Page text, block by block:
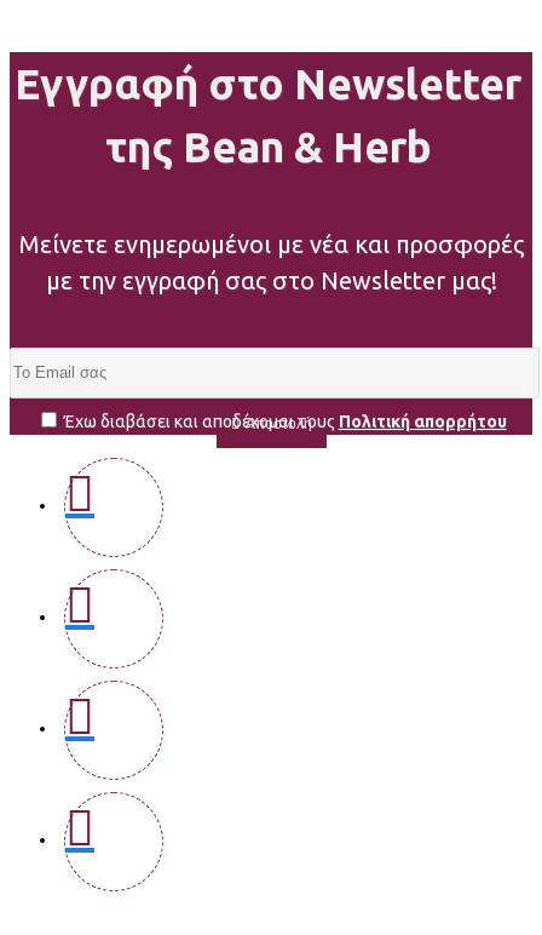
Εγγραφή στο Newsletter
της Bean & Herb
Μείνετε ενημερωμένοι με νέα και προσφορές
με την εγγραφή σας στο Newsletter μας!
Αποστολή
Έχω διαβάσει και αποδέχομαι τους Πολιτική απορρήτου